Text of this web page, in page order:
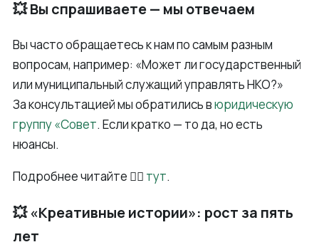
💥 Вы спрашиваете — мы отвечаем
Вы часто обращаетесь к нам по самым разным
вопросам, например: «Может ли государственный
или муниципальный служащий управлять НКО?»
За консультацией мы обратились вюридическую
группу «Совет. Если кратко — то да, но есть
нюансы.
Подробнее читайте 👉🏻 тут.
💥 «Креативные истории»: рост за пять
лет